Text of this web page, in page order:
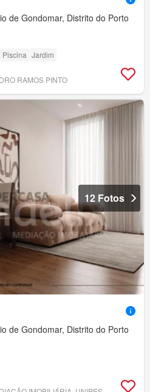
de Gondomar, Distrito do Porto
Piscina Jardim
RAMOS PINTO
12 Fotos
de Gondomar, Distrito do Porto